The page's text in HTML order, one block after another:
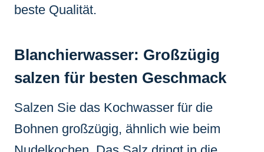
beste Qualität.
Blanchierwasser: Großzügig
salzen für besten Geschmack
Salzen Sie das Kochwasser für die
Bohnen großzügig, ähnlich wie beim